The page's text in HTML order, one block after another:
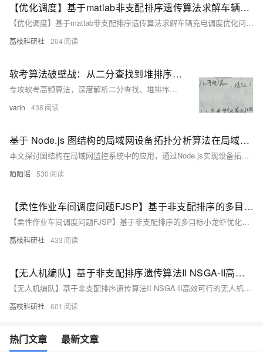
【优化调度】基于matlab非支配排序遗传算法求解车辆充电调度优化问题研究（Matlab代码实现）
【优化调度】基于matlab非支配排序遗传算法求解车辆充电调度优化问题研究（Matlab代码实现）
荔枝科研社 204
软考算法破壁战：从二分查找到堆排序，九大排序核心速通指南
专攻软考高频算法，深度解析二分查找、堆排序、快速排序核心技巧，对比九大排序算法，配套动画与真题，7天掌握45%分值模块。
varin 438
基于 Node.js 图结构的局域网设备拓扑分析算法在局域网内监控软件中的应用研究
本文探讨图结构在局域网监控系统中的应用，通过Node.js实现设备拓扑建模、路径分析与故障定位，提升网络可视化、可追溯性与运维效率，结合模拟实验验证其高效性与准确性。
陌陌谣 530
【柔性作业车间调度问题FJSP】基于非支配排序的多目标小龙虾优化算法求解柔性作业车间调度问题FJSP研究（Matlab代码实现）
【柔性作业车间调度问题FJSP】基于非支配排序的多目标小龙虾优化算法求解柔性作业车间调度问题FJSP研究（Matlab代码实现）
荔枝科研社 433
【无人机编队】基于非支配排序遗传算法II NSGA-II高效可行的无人机离线集群仿真研究（Matlab代码实现）
【无人机编队】基于非支配排序遗传算法II NSGA-II高效可行的无人机离线集群仿真研究（Matlab代码实现）
荔枝科研社 601
热门文章 最新文章